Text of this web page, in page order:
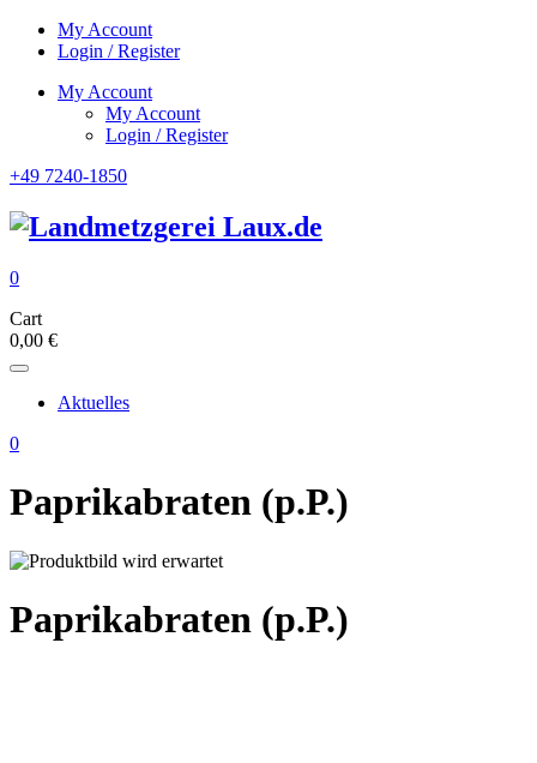
My Account
Login / Register
My Account
My Account
Login / Register
+49 7240-1850
0
Cart
0,00 €
Aktuelles
0
Paprikabraten (p.P.)
Paprikabraten (p.P.)